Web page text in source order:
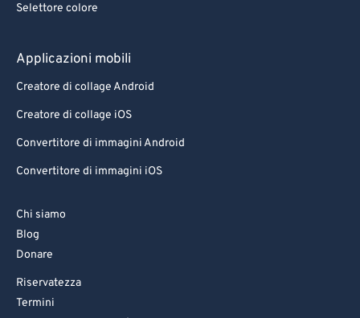
Selettore colore
Applicazioni mobili
Creatore di collage Android
Creatore di collage iOS
Convertitore di immagini Android
Convertitore di immagini iOS
Chi siamo
Blog
Donare
Riservatezza
Termini